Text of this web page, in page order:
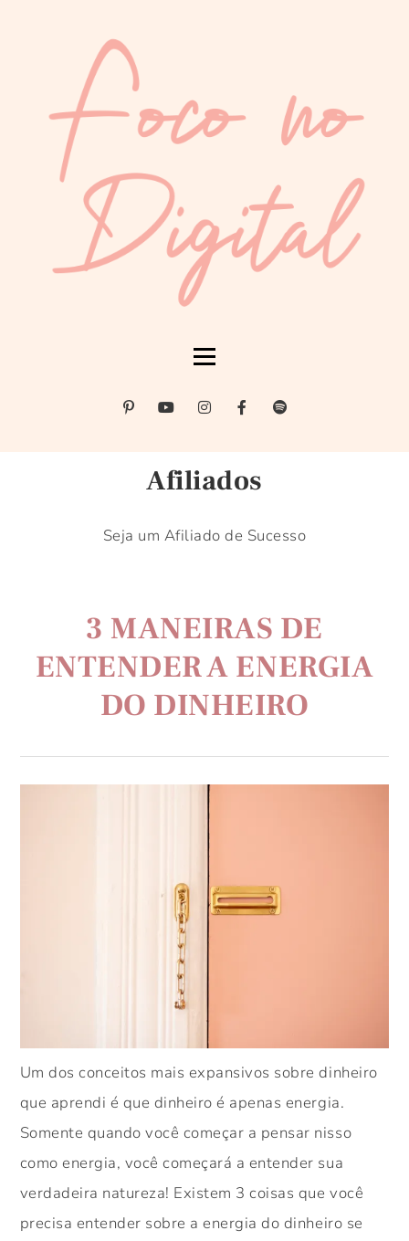
Afiliados
Seja um Afiliado de Sucesso
3 MANEIRAS DE
ENTENDER A ENERGIA
DO DINHEIRO
Um dos conceitos mais expansivos sobre dinheiro
que aprendi é que dinheiro é apenas energia.
Somente quando você começar a pensar nisso
como energia, você começará a entender sua
verdadeira natureza! Existem 3 coisas que você
precisa entender sobre a energia do dinheiro se